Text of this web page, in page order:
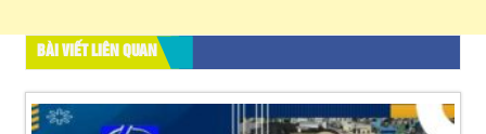
BÀI VIẾT LIÊN QUAN